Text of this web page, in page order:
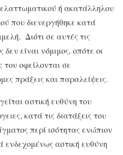
ή ακατάλληλου
που διενεργήθηκε κατά
Διότι σε αυτές τις
είναι νόμιμος, οπότε οι
του οφείλονται σε
πράξεις και παραλείψεις.
αστική ευθύνη του
κατά τις διατάξεις του
περί ισότητας ενώπιον
αστική ευθύνη